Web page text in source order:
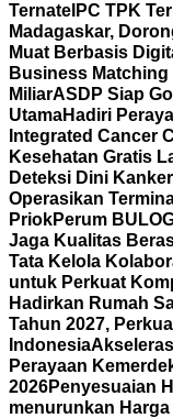
Ternate IPC TPK
Madagaskar,
Muat Berbasis
Business
MiliarASDP Siap
UtamaHadiri
Integrated Cancer
Kesehatan Gratis
Deteksi Dini Kanker
Operasikan
PriokPerum
Jaga Kualitas
Tata Kelola
untuk Perkuat
Hadirkan Rumah
Tahun 2027,
Indonesia
Perayaan
2026Penyesuaian
menurunkan